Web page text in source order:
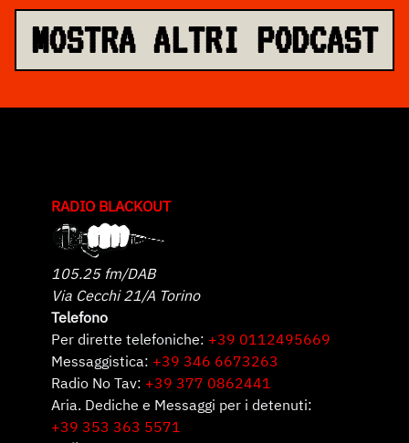
MOSTRA ALTRI PODCAST
RADIO BLACKOUT
105.25 fm/DAB
Via Cecchi 21/A Torino
Telefono
Per dirette telefoniche: +39 0112495669
Messaggistica: +39 346 6673263
Radio No Tav: +39 377 0862441
Aria. Dediche e Messaggi per i detenuti:
+39 353 363 5571